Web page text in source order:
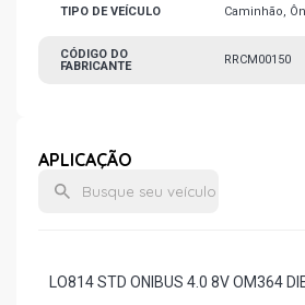
TIPO DE VEÍCULO Caminhão,
CÓDIGO DO
FABRICANTE
RRCM00150
APLICAÇÃO
LO814 STD ONIBUS 4.0 8V OM364